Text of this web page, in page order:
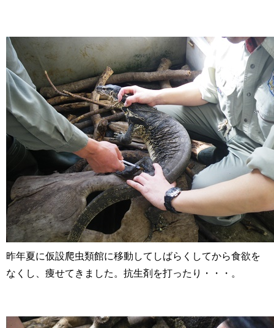
昨年夏に仮設爬虫類館に移動してしばらくしてから食欲を
なくし、痩せてきました。抗生剤を打ったり・・・。